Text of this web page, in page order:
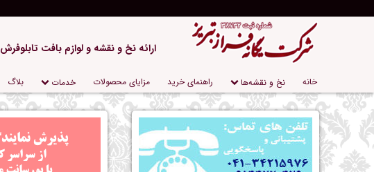
ارائه نخ و نقشه و لوازم بافت تابلوفرش
پریدن
از
ناوبری
خانه نخ و نقشه‌ها راهنمای خرید مزایای محصولات خدمات بلاگ